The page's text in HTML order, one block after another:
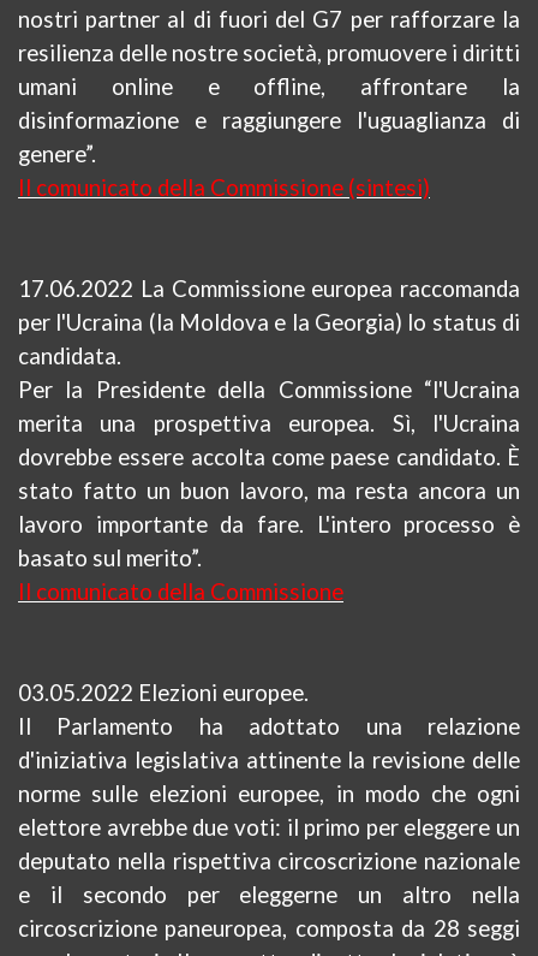
nostri partner al di fuori del G7 per rafforzare la
resilienza delle nostre società, promuovere i diritti
umani online e offline, affrontare la
disinformazione e raggiungere l'uguaglianza di
genere”.
Il comunicato della Commissione (sintesi)
17.06.2022 La Commissione europea raccomanda
per l'Ucraina (la Moldova e la Georgia) lo status di
candidata.
Per la Presidente della Commissione “l'Ucraina
merita una prospettiva europea. Sì, l'Ucraina
dovrebbe essere accolta come paese candidato. È
stato fatto un buon lavoro, ma resta ancora un
lavoro importante da fare. L'intero processo è
basato sul merito”.
Il comunicato della Commissione
03.05.2022 Elezioni europee.
Il Parlamento ha adottato una relazione
d'iniziativa legislativa attinente la revisione delle
norme sulle elezioni europee, in modo che ogni
elettore avrebbe due voti: il primo per eleggere un
deputato nella rispettiva circoscrizione nazionale
e il secondo per eleggerne un altro nella
circoscrizione paneuropea, composta da 28 seggi